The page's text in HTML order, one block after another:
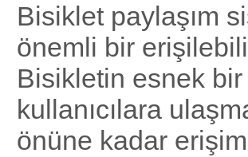
Bisiklet paylaşım
önemli bir
Bisikletin esnek bir
kullanıcılara
önüne kadar